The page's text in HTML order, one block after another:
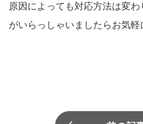
原因によっても対応方法は変
がいらっしゃいましたらお気軽